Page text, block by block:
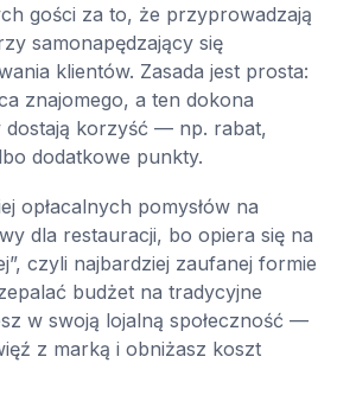
gości za to, że przyprowadzają
samonapędzający się
klientów. Zasada jest prosta:
znajomego, a ten dokona
dostają korzyść — np. rabat,
dodatkowe punkty.
opłacalnych pomysłów na
dla restauracji, bo opiera się na
czyli najbardziej zaufanej formie
budżet na tradycyjne
w swoją lojalną społeczność —
z marką i obniżasz koszt